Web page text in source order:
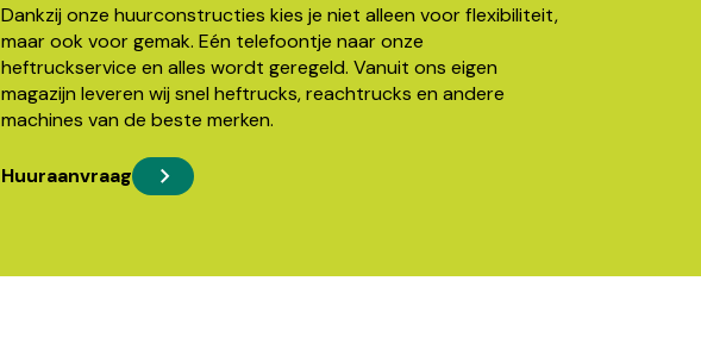
Dankzij onze huurconstructies kies je niet alleen voor flexibiliteit,
maar ook voor gemak. Eén telefoontje naar onze
heftruckservice en alles wordt geregeld. Vanuit ons eigen
magazijn leveren wij snel heftrucks, reachtrucks en andere
machines van de beste merken.
Huuraanvraag